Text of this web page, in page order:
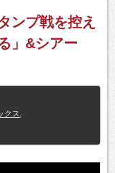
ンプ戦を控え
」&シアー
クス